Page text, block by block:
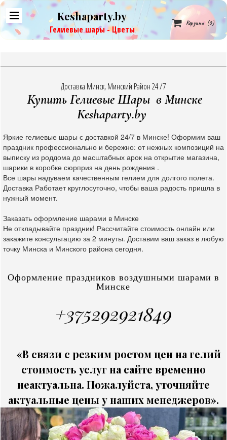
Keshaparty.by
Гелиевые шары - Цветы
 Корзина (0)
Доставка Минск, Минский Район 24 /7
Купить Гелиевые Шары в Минске
Keshaparty.by
Яркие гелиевые шары с доставкой 24/7 в Минске! Оформим ваш
праздник профессионально и бережно: от нежных композиций на
выписку из роддома до масштабных арок на открытие магазина,
шарики в коробке сюрприз на день рождения .
Все шары надуваем качественным гелием для долгого полета.
Доставка Работает круглосуточно, чтобы ваша радость пришла в
нужный момент.
Заказать оформление шарами в Минске
Не откладывайте праздник! Рассчитайте стоимость онлайн или
закажите консультацию за 2 минуты. Доставим ваш заказ в любую
точку Минска и Минского района сегодня.
Оформление праздников воздушными шарами в
Минске
+375292921849
«В связи с резким ростом цен на гелий
стоимость услуг на сайте временно
неактуальна. Пожалуйста, уточняйте
актуальные цены у наших менеджеров».